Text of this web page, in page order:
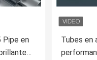
Pipe en
Tubes en